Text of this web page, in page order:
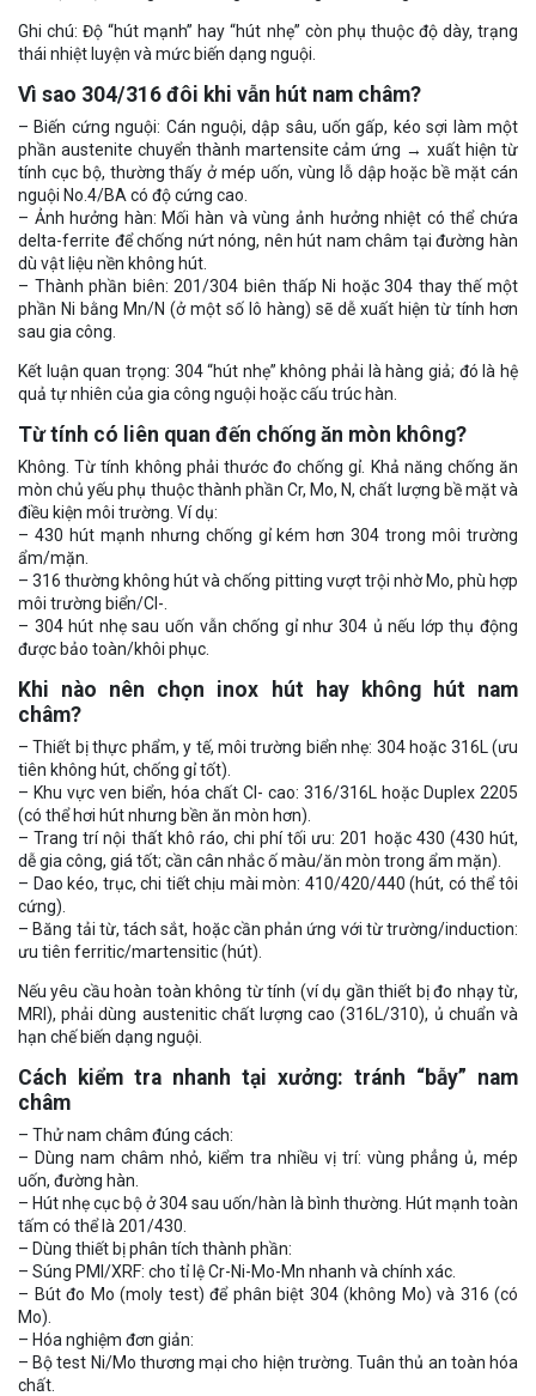
Ghi chú: Độ “hút mạnh” hay “hút nhẹ” còn phụ thuộc độ dày, trạng
thái nhiệt luyện và mức biến dạng nguội.
Vì sao 304/316 đôi khi vẫn hút nam châm?
– Biến cứng nguội: Cán nguội, dập sâu, uốn gấp, kéo sợi làm một
phần austenite chuyển thành martensite cảm ứng → xuất hiện từ
tính cục bộ, thường thấy ở mép uốn, vùng lỗ dập hoặc bề mặt cán
nguội No.4/BA có độ cứng cao.
– Ảnh hưởng hàn: Mối hàn và vùng ảnh hưởng nhiệt có thể chứa
delta-ferrite để chống nứt nóng, nên hút nam châm tại đường hàn
dù vật liệu nền không hút.
– Thành phần biên: 201/304 biên thấp Ni hoặc 304 thay thế một
phần Ni bằng Mn/N (ở một số lô hàng) sẽ dễ xuất hiện từ tính hơn
sau gia công.
Kết luận quan trọng: 304 “hút nhẹ” không phải là hàng giả; đó là hệ
quả tự nhiên của gia công nguội hoặc cấu trúc hàn.
Từ tính có liên quan đến chống ăn mòn không?
Không. Từ tính không phải thước đo chống gỉ. Khả năng chống ăn
mòn chủ yếu phụ thuộc thành phần Cr, Mo, N, chất lượng bề mặt và
điều kiện môi trường. Ví dụ:
– 430 hút mạnh nhưng chống gỉ kém hơn 304 trong môi trường
ẩm/mặn.
– 316 thường không hút và chống pitting vượt trội nhờ Mo, phù hợp
môi trường biển/Cl-.
– 304 hút nhẹ sau uốn vẫn chống gỉ như 304 ủ nếu lớp thụ động
được bảo toàn/khôi phục.
Khi nào nên chọn inox hút hay không hút nam
châm?
– Thiết bị thực phẩm, y tế, môi trường biển nhẹ: 304 hoặc 316L (ưu
tiên không hút, chống gỉ tốt).
– Khu vực ven biển, hóa chất Cl- cao: 316/316L hoặc Duplex 2205
(có thể hơi hút nhưng bền ăn mòn hơn).
– Trang trí nội thất khô ráo, chi phí tối ưu: 201 hoặc 430 (430 hút,
dễ gia công, giá tốt; cần cân nhắc ố màu/ăn mòn trong ẩm mặn).
– Dao kéo, trục, chi tiết chịu mài mòn: 410/420/440 (hút, có thể tôi
cứng).
– Băng tải từ, tách sắt, hoặc cần phản ứng với từ trường/induction:
ưu tiên ferritic/martensitic (hút).
Nếu yêu cầu hoàn toàn không từ tính (ví dụ gần thiết bị đo nhạy từ,
MRI), phải dùng austenitic chất lượng cao (316L/310), ủ chuẩn và
hạn chế biến dạng nguội.
Cách kiểm tra nhanh tại xưởng: tránh “bẫy” nam
châm
– Thử nam châm đúng cách:
– Dùng nam châm nhỏ, kiểm tra nhiều vị trí: vùng phẳng ủ, mép
uốn, đường hàn.
– Hút nhẹ cục bộ ở 304 sau uốn/hàn là bình thường. Hút mạnh toàn
tấm có thể là 201/430.
– Dùng thiết bị phân tích thành phần:
– Súng PMI/XRF: cho tỉ lệ Cr-Ni-Mo-Mn nhanh và chính xác.
– Bút đo Mo (moly test) để phân biệt 304 (không Mo) và 316 (có
Mo).
– Hóa nghiệm đơn giản:
– Bộ test Ni/Mo thương mại cho hiện trường. Tuân thủ an toàn hóa
chất.